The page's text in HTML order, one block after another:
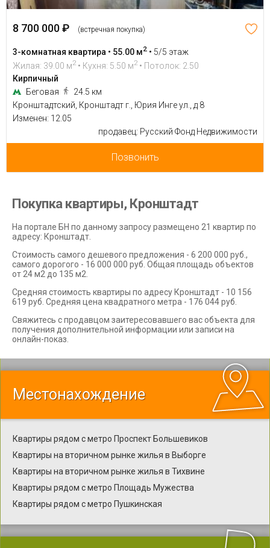
8 700 000 ₽ (встречная покупка)
3-комнатная квартира • 55.00 м2 • 5/5 этаж
Жилая: 39.00 м2 • Кухня: 5.50 м2 • Потолок: 2.50
Кирпичный
Беговая
24.5 км
Кронштадтский, Кронштадт г., Юрия Инге ул., д 8
Изменен: 12.05
продавец: Русский Фонд Недвижимости
Позвонить
Покупка квартиры, Кронштадт
На портале БН по данному запросу размещено 21 квартир по
адресу: Кронштадт.
Стоимость самого дешевого предложения - 6 200 000 руб.,
самого дорогого - 16 000 000 руб. Общая площадь объектов
от 24 м2 до 135 м2.
Средняя стоимость квартиры по адресу Кронштадт - 10 156
619 руб. Средняя цена квадратного метра - 176 044 руб.
Свяжитесь с продавцом заитересовавшего вас объекта для
получения дополнительной информации или записи на
онлайн-показ.
Местонахождение
Квартиры рядом с метро Проспект Большевиков
Квартиры на вторичном рынке жилья в Выборге
Квартиры на вторичном рынке жилья в Тихвине
Квартиры рядом с метро Площадь Мужества
Квартиры рядом с метро Пушкинская